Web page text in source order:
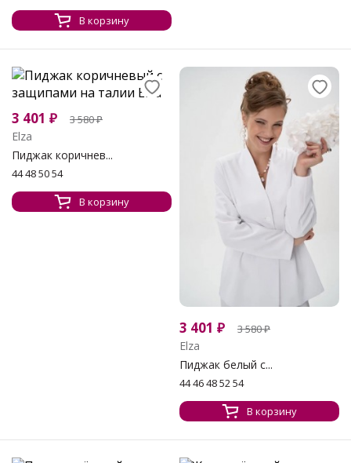
В корзину
3 401 ₽ 3 580₽
Elza
Пиджак коричнев...
44 48 50 54
В корзину
3 401 ₽ 3 580₽
Elza
Пиджак белый с...
44 46 48 52 54
В корзину